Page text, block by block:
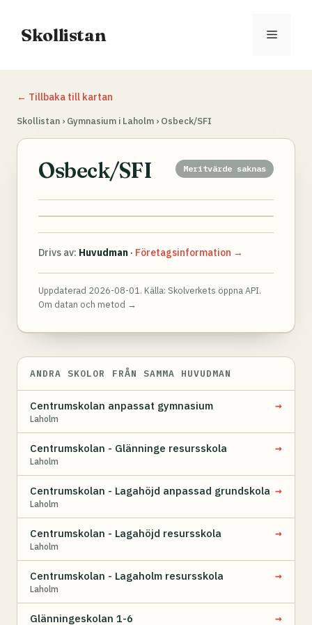
innehåll
Skollistan Meny
← Tillbaka till kartan
Skollistan › Gymnasium i Laholm › Osbeck/SFI
Osbeck/SFI Meritvärde saknas
Drivs av: Huvudman · Företagsinformation →
Uppdaterad 2026-08-01. Källa: Skolverkets öppna API.
Om datan och metod →
ANDRA SKOLOR FRÅN SAMMA HUVUDMAN
Centrumskolan anpassat gymnasium
Laholm
→
Centrumskolan - Glänninge resursskola
Laholm
→
Centrumskolan - Lagahöjd anpassad grundskola
Laholm
→
Centrumskolan - Lagahöjd resursskola
Laholm
→
Centrumskolan - Lagaholm resursskola
Laholm
→
Glänningeskolan 1-6 →